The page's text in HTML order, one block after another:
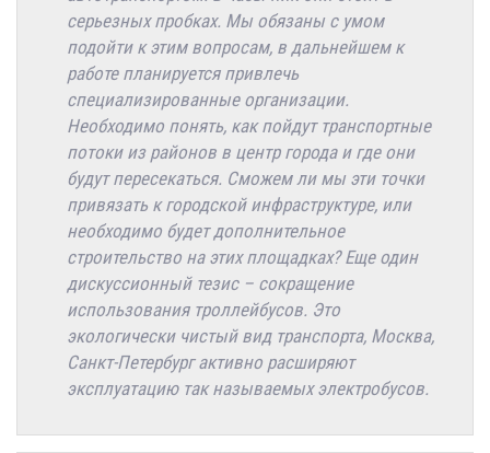
серьезных пробках. Мы обязаны с умом
подойти к этим вопросам, в дальнейшем к
работе планируется привлечь
специализированные организации.
Необходимо понять, как пойдут транспортные
потоки из районов в центр города и где они
будут пересекаться. Сможем ли мы эти точки
привязать к городской инфраструктуре, или
необходимо будет дополнительное
строительство на этих площадках? Еще один
дискуссионный тезис – сокращение
использования троллейбусов. Это
экологически чистый вид транспорта, Москва,
Санкт-Петербург активно расширяют
эксплуатацию так называемых электробусов.